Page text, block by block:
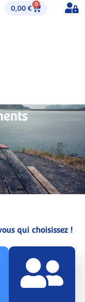
0,00€ 0
qui choisissez !